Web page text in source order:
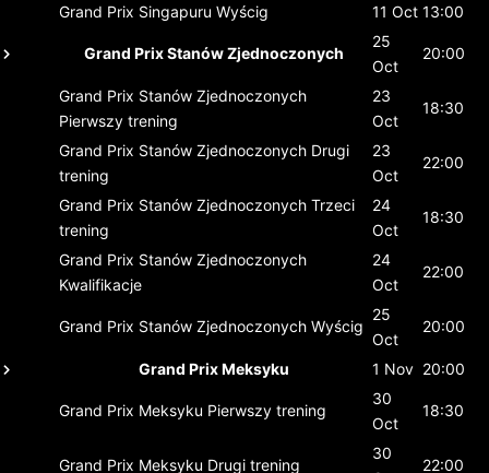
Grand Prix Singapuru Wyścig 11 Oct 13:00
Grand Prix Stanów Zjednoczonych
25
Oct
20:00
Grand Prix Stanów Zjednoczonych
Pierwszy trening
23
Oct
18:30
Grand Prix Stanów Zjednoczonych Drugi
trening
23
Oct
22:00
Grand Prix Stanów Zjednoczonych Trzeci
trening
24
Oct
18:30
Grand Prix Stanów Zjednoczonych
Kwalifikacje
24
Oct
22:00
Grand Prix Stanów Zjednoczonych Wyścig
25
Oct
20:00
Grand Prix Meksyku 1 Nov 20:00
Grand Prix Meksyku Pierwszy trening
30
Oct
18:30
Grand Prix Meksyku Drugi trening
30
22:00